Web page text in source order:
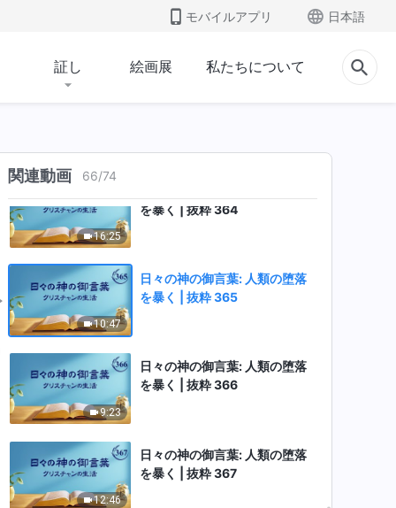
モバイルアプリ 日本語
証し 絵画展 私たちについて
関連動画 66/74
日々の神の御言葉: 人類の堕落
16:25
を暴く | 抜粋 364
10:47
日々の神の御言葉: 人類の堕落
を暴く | 抜粋 365
9:23
日々の神の御言葉: 人類の堕落
を暴く | 抜粋 366
12:46
日々の神の御言葉: 人類の堕落
を暴く | 抜粋 367